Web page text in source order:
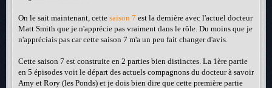
On le sait maintenant, cette saison 7 est la dernière avec l'actuel docteur
Matt Smith que je n'apprécie pas vraiment dans le rôle. Du moins que je
n'appréciais pas car cette saison 7 m'a un peu fait changer d'avis.
Cette saison 7 est construite en 2 parties bien distinctes. La 1ère partie
en 5 épisodes voit le départ des actuels compagnons du docteur à savoir
Amy et Rory (les Ponds) et je dois bien dire que cette première partie